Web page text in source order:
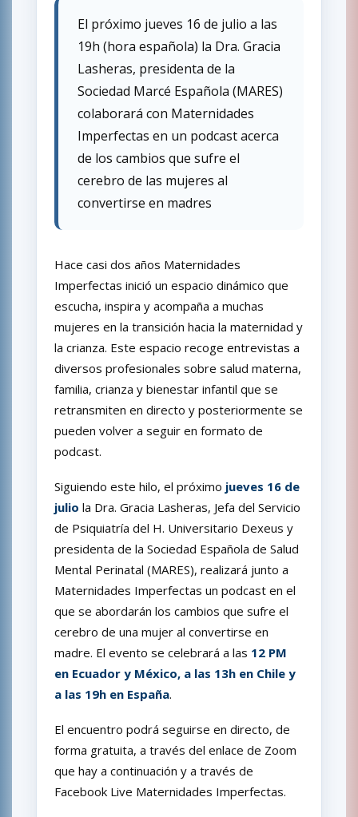
El próximo jueves 16 de julio a las
19h (hora española) la Dra. Gracia
Lasheras, presidenta de la
Sociedad Marcé Española (MARES)
colaborará con Maternidades
Imperfectas en un podcast acerca
de los cambios que sufre el
cerebro de las mujeres al
convertirse en madres
Hace casi dos años Maternidades
Imperfectas inició un espacio dinámico que
escucha, inspira y acompaña a muchas
mujeres en la transición hacia la maternidad y
la crianza. Este espacio recoge entrevistas a
diversos profesionales sobre salud materna,
familia, crianza y bienestar infantil que se
retransmiten en directo y posteriormente se
pueden volver a seguir en formato de
podcast.
Siguiendo este hilo, el próximo jueves 16 de
julio la Dra. Gracia Lasheras, Jefa del Servicio
de Psiquiatría del H. Universitario Dexeus y
presidenta de la Sociedad Española de Salud
Mental Perinatal (MARES), realizará junto a
Maternidades Imperfectas un podcast en el
que se abordarán los cambios que sufre el
cerebro de una mujer al convertirse en
madre. El evento se celebrará a las 12 PM
en Ecuador y México, a las 13h en Chile y
a las 19h en España.
El encuentro podrá seguirse en directo, de
forma gratuita, a través del enlace de Zoom
que hay a continuación y a través de
Facebook Live Maternidades Imperfectas.